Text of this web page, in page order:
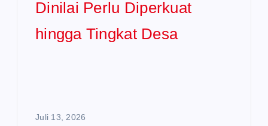
Juli 13, 2026